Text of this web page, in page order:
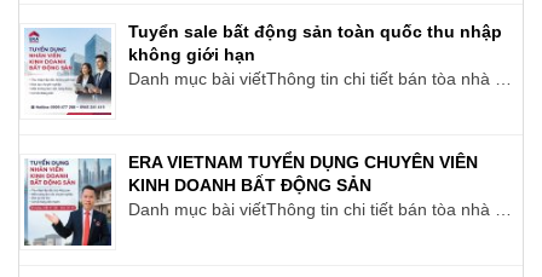
Tuyển sale bất động sản toàn quốc thu nhập
không giới hạn
Danh mục bài viếtThông tin chi tiết bán tòa nhà …
ERA VIETNAM TUYỂN DỤNG CHUYÊN VIÊN
KINH DOANH BẤT ĐỘNG SẢN
Danh mục bài viếtThông tin chi tiết bán tòa nhà …